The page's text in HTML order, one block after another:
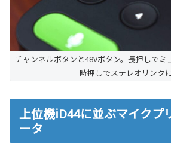
チャンネルボタンと48Vボタン。長押しでミ
時押しでステレオリンク
上位機iD44に並ぶマイクプ
ータ